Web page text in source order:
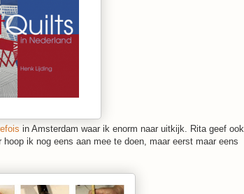
in Amsterdam waar ik enorm naar uitkijk. Rita geef ook
ik nog eens aan mee te doen, maar eerst maar eens